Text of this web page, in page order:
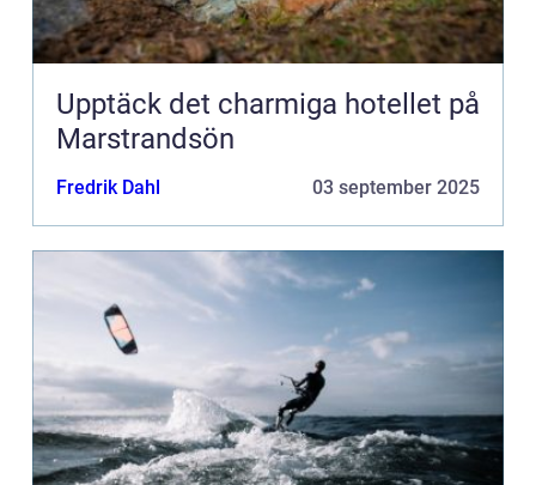
Upptäck det charmiga hotellet på
Marstrandsön
Fredrik Dahl 03 september 2025